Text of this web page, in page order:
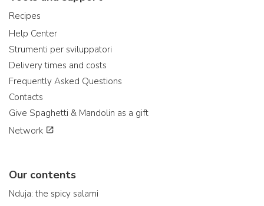
Recipes
Help Center
Strumenti per sviluppatori
Delivery times and costs
Frequently Asked Questions
Contacts
Give Spaghetti & Mandolin as a gift
Network
Our contents
Nduja: the spicy salami